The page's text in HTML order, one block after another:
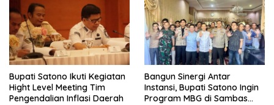
Bupati Satono Ikuti Kegiatan
Hight Level Meeting Tim
Pengendalian Inflasi Daerah
Bangun Sinergi Antar
Instansi, Bupati Satono Ingin
Program MBG di Sambas